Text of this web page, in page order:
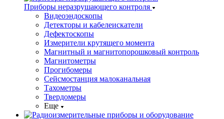
Приборы неразрушающего контроля
Видеоэндоскопы
Детекторы и кабелеискатели
Дефектоскопы
Измерители крутящего момента
Магнитный и магнитопорошковый контроль
Магнитометры
Прогибомеры
Сейсмостанция малоканальная
Тахометры
Твердомеры
Еще